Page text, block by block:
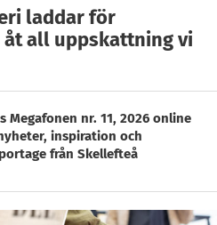
laddar för
åt all uppskattning vi
Megafonen nr. 11, 2026 online
inspiration och
från Skellefteå